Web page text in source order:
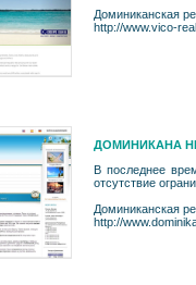
Доминиканская
http://www.vico-
ДОМИНИКАНА
В последнее
отсутствие
Доминиканская
http://